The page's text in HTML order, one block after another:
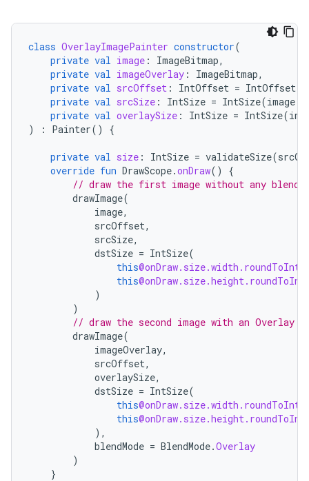
class OverlayImagePainter constructor(
private val image : ImageBitmap,
private val imageOverlay : ImageBitmap,
private val srcOffset : IntOffset = IntOffset
private val srcSize : IntSize = IntSize(image
private val overlaySize : IntSize = IntSize(
)
: Painter() {
private val size : IntSize = validateSize(
override fun DrawScope.onDraw()
{
// draw the first image without any blend
drawImage(
image,
srcOffset,
srcSize,
dstSize = IntSize(
this@onDraw.size.width.roundToInt
this@onDraw.size.height.roundToInt
)
)
// draw the second image with an Overlay
drawImage(
imageOverlay,
srcOffset,
overlaySize,
dstSize = IntSize(
this@onDraw.size.width.roundToInt
this@onDraw.size.height.roundToInt
),
blendMode = BlendMode.Overlay
)
}